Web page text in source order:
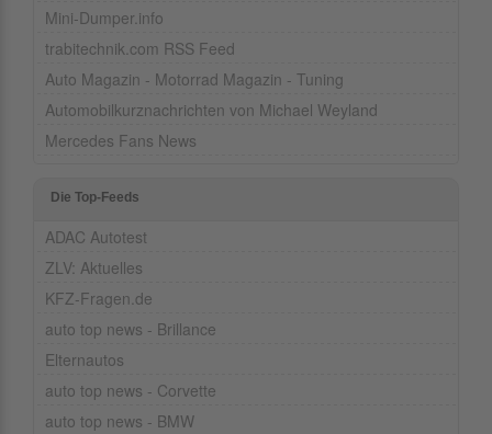
Mini-Dumper.info
trabitechnik.com RSS Feed
Auto Magazin - Motorrad Magazin - Tuning
Automobilkurznachrichten von Michael Weyland
Mercedes Fans News
Die Top-Feeds
ADAC Autotest
ZLV: Aktuelles
KFZ-Fragen.de
auto top news - Brillance
Elternautos
auto top news - Corvette
auto top news - BMW